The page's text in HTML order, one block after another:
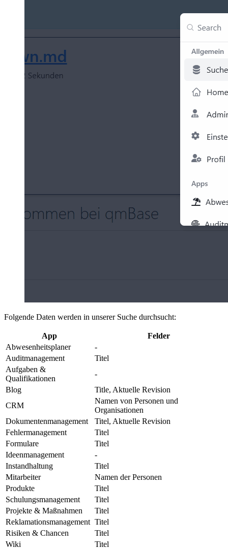
Folgende Daten werden in unserer Suche durchsucht:
App
Felder
Abwesenheitsplaner
-
Auditmanagement
Titel
Aufgaben &
Qualifikationen
-
Blog
Title, Aktuelle Revision
CRM
Namen von Personen und
Organisationen
Dokumentenmanagement
Titel, Aktuelle Revision
Fehlermanagement
Titel
Formulare
Titel
Ideenmanagement
-
Instandhaltung
Titel
Mitarbeiter
Namen der Personen
Produkte
Titel
Schulungsmanagement
Titel
Projekte & Maßnahmen
Titel
Reklamationsmanagement Titel
Risiken & Chancen
Titel
Wiki
Titel